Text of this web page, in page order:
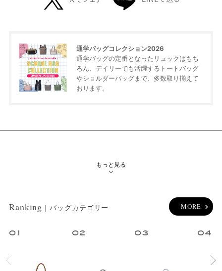
メイン
カテゴリー
カラー
指定なし ブラック系
通学バッグコレクション2026
通学バッグの定番となったリュックはもち
ろん、デイリーでも活躍するトートバッグ
やショルダーバッグまで、多数取り揃えて
おります。
もっと見る
Ranking ｜バッグカテゴリー MORE
1 2 3 4